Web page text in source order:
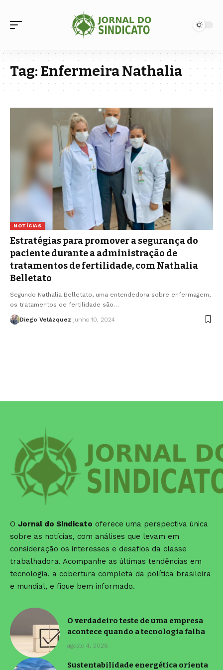
Tag:Enfermeira Nathalia
NOTÍCIAS
Estratégias para promover a segurança do
paciente durante a administração de
tratamentos de fertilidade, com Nathalia
Belletato
Segundo Nathalia Belletato, uma entendedora sobre enfermagem,
os tratamentos de fertilidade são…
Diego Velázquez junho 10, 2024
O Jornal do Sindicato oferece uma perspectiva única
sobre as notícias, com análises que levam em
consideração os interesses e desafios da classe
trabalhadora. Acompanhe as últimas tendências em
tecnologia, a cobertura completa da política brasileira
e mundial, e fique bem informado.
O verdadeiro teste de uma empresa
acontece quando a tecnologia falha
agosto 4, 2026
Sustentabilidade energética orienta